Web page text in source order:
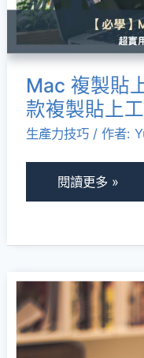
完
整
指
南
Mac 複製貼
款複製貼上
生產力技巧/ 作者:
種
方
法
教
學
＆
款
複
具
推
閱讀更多 »
【Mac
幕